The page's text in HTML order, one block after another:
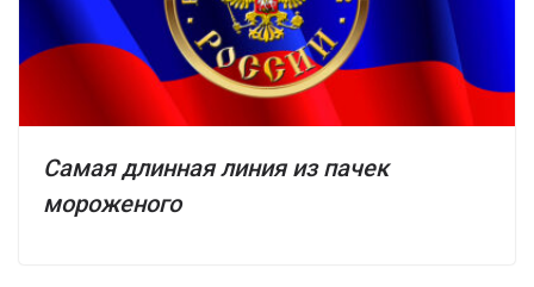
Самая длинная линия из пачек
мороженого